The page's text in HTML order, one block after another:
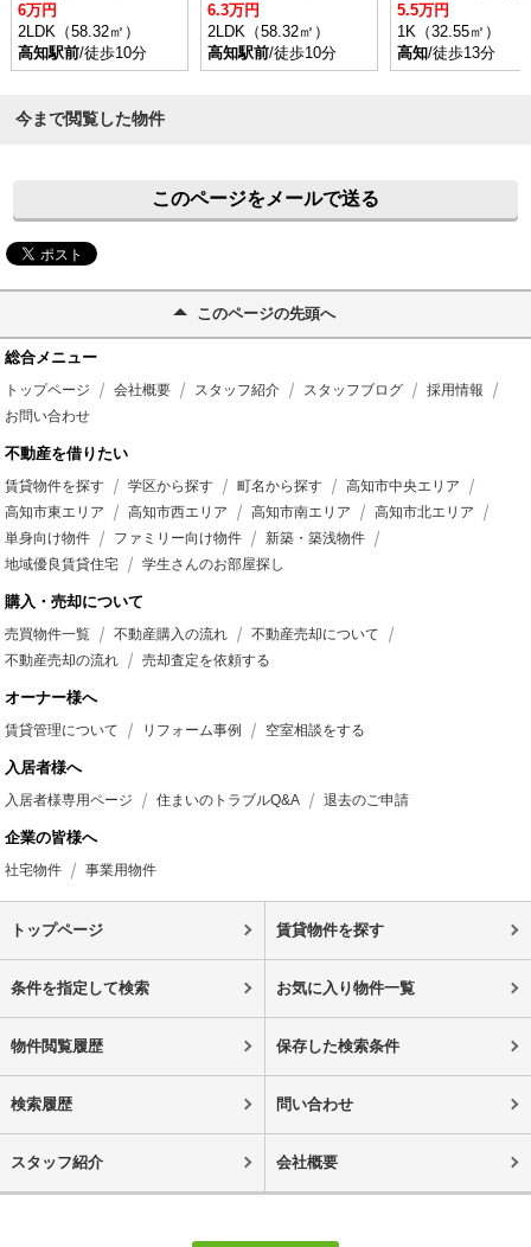
6万円
2LDK（58.32㎡）
高知駅前/徒歩10分
6.3万円
2LDK（58.32㎡）
高知駅前/徒歩10分
5.5万円
1K（32.55㎡）
高知/徒歩13分
今まで閲覧した物件
このページをメールで送る
このページの先頭へ
総合メニュー
トップページ 会社概要 スタッフ紹介 スタッフブログ
採用情報
お問い合わせ
不動産を借りたい
賃貸物件を探す 学区から探す 町名から探す
高知市中央エリア
高知市東エリア
高知市西エリア 高知市南エリア
高知市北エリア
単身向け物件
ファミリー向け物件
新築・築浅物件
地域優良賃貸住宅
学生さんのお部屋探し
購入・売却について
売買物件一覧 不動産購入の流れ
不動産売却について
不動産売却の流れ
売却査定を依頼する
オーナー様へ
賃貸管理について リフォーム事例 空室相談をする
入居者様へ
入居者様専用ページ 住まいのトラブルQ&A 退去のご申請
企業の皆様へ
社宅物件 事業用物件
トップページ 賃貸物件を探す
条件を指定して検索 お気に入り物件一覧
物件閲覧履歴 保存した検索条件
検索履歴 問い合わせ
スタッフ紹介 会社概要